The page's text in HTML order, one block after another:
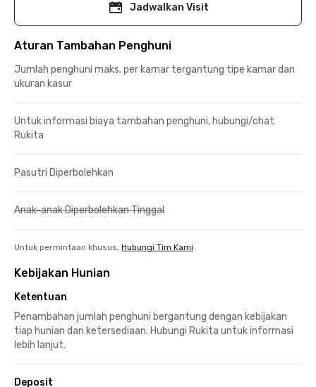
Jadwalkan Visit
Aturan Tambahan Penghuni
Jumlah penghuni maks. per kamar tergantung tipe kamar dan
ukuran kasur
Untuk informasi biaya tambahan penghuni, hubungi/chat
Rukita
Pasutri Diperbolehkan
Anak-anak Diperbolehkan Tinggal
Untuk permintaan khusus, Hubungi Tim Kami
Kebijakan Hunian
Ketentuan
Penambahan jumlah penghuni bergantung dengan kebijakan
tiap hunian dan ketersediaan. Hubungi Rukita untuk informasi
lebih lanjut.
Deposit